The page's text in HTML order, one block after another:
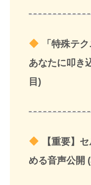
「特殊テ
あなたに叩き
目)
【重要】
める音声公開